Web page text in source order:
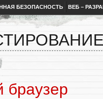
БЕЗОПАСНОСТЬ ВЕБ –